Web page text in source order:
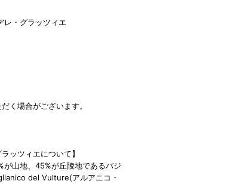
・グラッツィエ
く場合がございます。
ッツィエについて】
が山地、45%が丘陵地であるバジ
del Vulture(アルアニコ・